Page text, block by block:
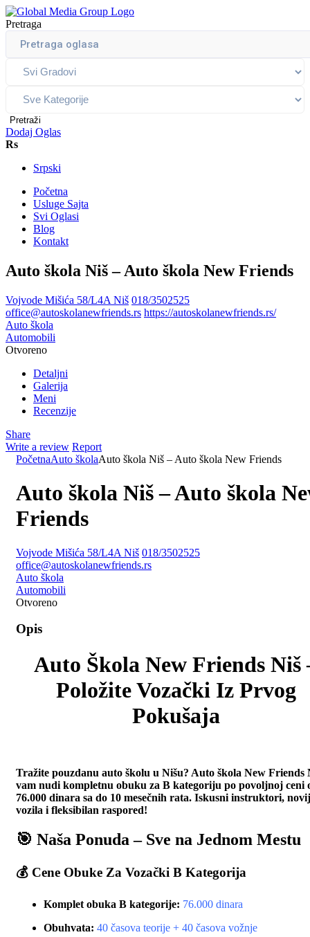
Pretraga
Pretraži
Dodaj Oglas
Rs
Srpski
Početna
Usluge Sajta
Svi Oglasi
Blog
Kontakt
Auto škola Niš – Auto škola New Friends
Vojvode Mišića 58/L4A Niš 018/3502525
office@autoskolanewfriends.rs https://autoskolanewfriends.rs/
Auto škola
Automobili
Otvoreno
Detaljni
Galerija
Meni
Recenzije
Share
Write a review Report
PočetnaAuto školaAuto škola Niš – Auto škola New Friends
Auto škola Niš – Auto škola
Friends
Vojvode Mišića 58/L4A Niš 018/3502525
office@autoskolanewfriends.rs
Auto škola
Automobili
Otvoreno
Opis
Auto Škola New Friends Niš
Položite Vozački Iz Prvog
Pokušaja
Tražite pouzdanu auto školu u Nišu? Auto škola New Friends
vam nudi kompletnu obuku za B kategoriju po povoljnoj ceni
76.000 dinara sa do 10 mesečnih rata. Iskusni instruktori,
vozila i fleksibilan raspored!
🎯 Naša Ponuda – Sve na Jednom Mestu
💰 Cene Obuke Za Vozački B Kategorija
Komplet obuka B kategorije: 76.000 dinara
Obuhvata: 40 časova teorije + 40 časova vožnje